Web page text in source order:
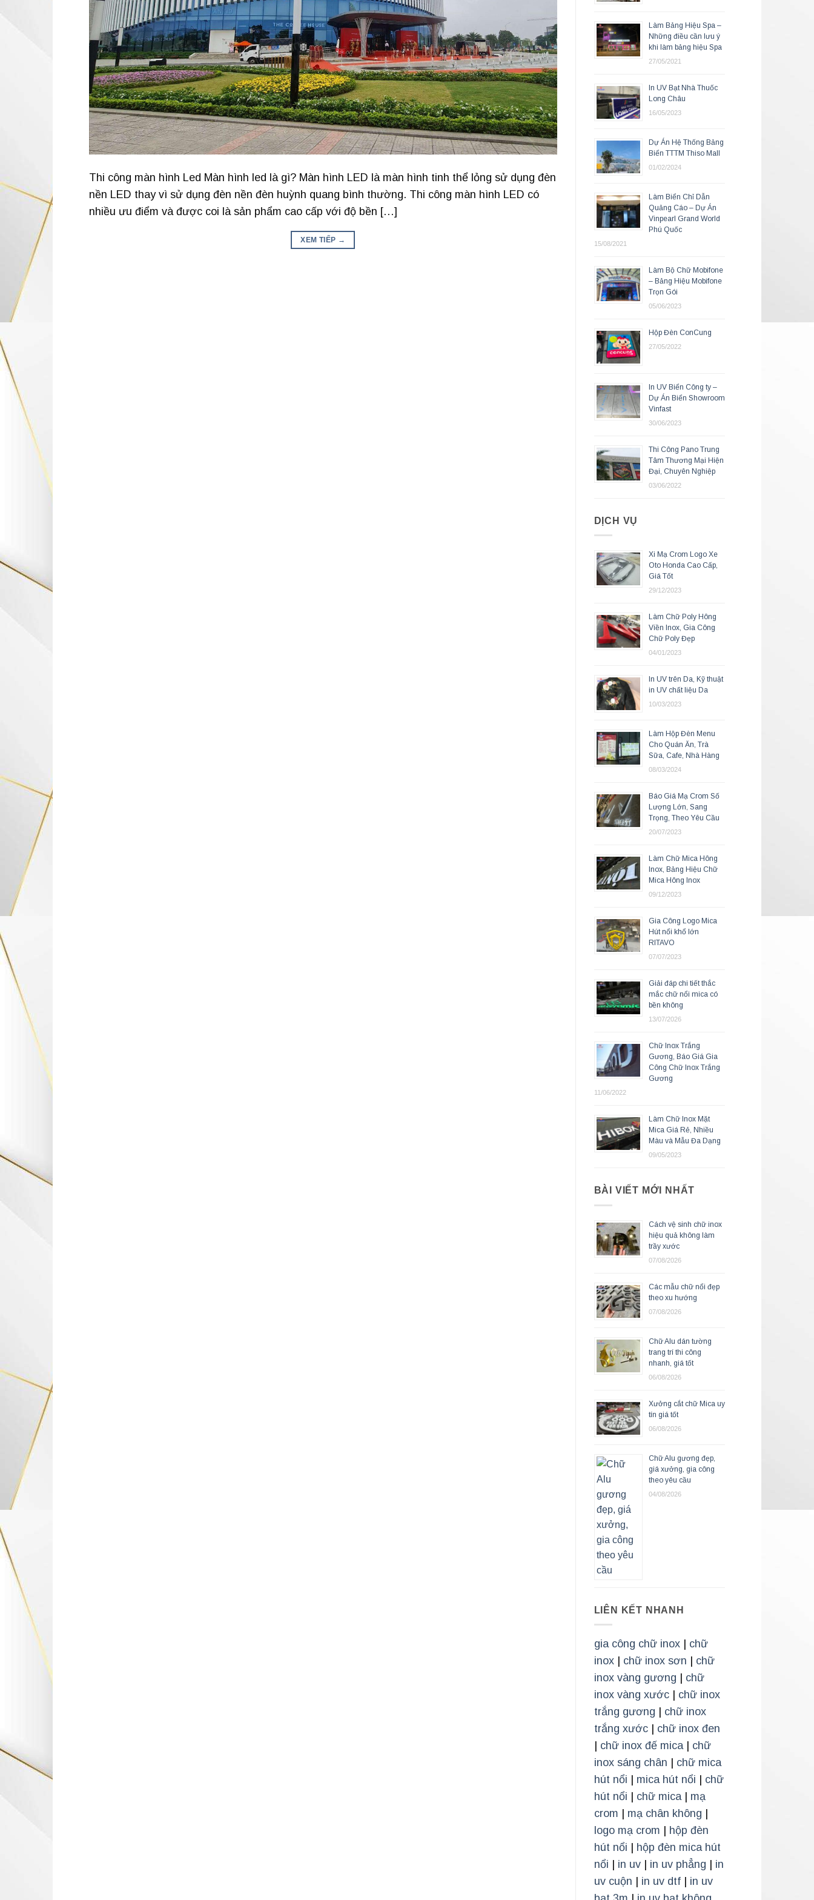
Thi công màn hình Led Màn hình led là gì? Màn hình LED là màn hình tinh thể lỏng sử dụng đèn
nền LED thay vì sử dụng đèn nền đèn huỳnh quang bình thường. Thi công màn hình LED có
nhiều ưu điểm và được coi là sản phẩm cao cấp với độ bền […]
XEM TIẾP →
Làm Bảng Hiệu Spa –
Những điều cần lưu ý
khi làm bảng hiệu Spa
27/05/2021
In UV Bạt Nhà Thuốc
Long Châu
16/05/2023
Dự Án Hệ Thống Bảng
Biển TTTM Thiso Mall
01/02/2024
Làm Biển Chỉ Dẫn
Quảng Cáo – Dự Án
Vinpearl Grand World
Phú Quốc
15/08/2021
Làm Bộ Chữ Mobifone
– Bảng Hiệu Mobifone
Trọn Gói
05/06/2023
Hộp Đèn ConCung
27/05/2022
In UV Biển Công ty –
Dự Án Biển Showroom
Vinfast
30/06/2023
Thi Công Pano Trung
Tâm Thương Mại Hiện
Đại, Chuyên Nghiệp
03/06/2022
DỊCH VỤ
Xi Mạ Crom Logo Xe
Oto Honda Cao Cấp,
Giá Tốt
29/12/2023
Làm Chữ Poly Hông
Viền Inox, Gia Công
Chữ Poly Đẹp
04/01/2023
In UV trên Da, Kỹ thuật
in UV chất liệu Da
10/03/2023
Làm Hộp Đèn Menu
Cho Quán Ăn, Trà
Sữa, Cafe, Nhà Hàng
08/03/2024
Báo Giá Mạ Crom Số
Lượng Lớn, Sang
Trọng, Theo Yêu Cầu
20/07/2023
Làm Chữ Mica Hông
Inox, Bảng Hiệu Chữ
Mica Hông Inox
09/12/2023
Gia Công Logo Mica
Hút nổi khổ lớn
RITAVO
07/07/2023
Giải đáp chi tiết thắc
mắc chữ nổi mica có
bền không
13/07/2026
Chữ Inox Trắng
Gương, Báo Giá Gia
Công Chữ Inox Trắng
Gương
11/06/2022
Làm Chữ Inox Mặt
Mica Giá Rẻ, Nhiều
Màu và Mẫu Đa Dạng
09/05/2023
BÀI VIẾT MỚI NHẤT
Cách vệ sinh chữ inox
hiệu quả không làm
trầy xước
07/08/2026
Các mẫu chữ nổi đẹp
theo xu hướng
07/08/2026
Chữ Alu dán tường
trang trí thi công
nhanh, giá tốt
06/08/2026
Xưởng cắt chữ Mica uy
tín giá tốt
06/08/2026
Chữ Alu gương đẹp,
giá xưởng, gia công
theo yêu cầu
04/08/2026
LIÊN KẾT NHANH
gia công chữ inox| chữ
inox| chữ inox sơn
chữ
inox vàng gương
chữ
inox vàng xước| chữ inox
trắng gương
chữ inox
trắng xước| chữ inox đen
chữ inox đế mica| chữ
inox sáng chân
chữ mica
hút nổi
mica hút nổi
chữ
hút nổi
chữ mica| mạ
crom
mạ chân không
logo mạ crom
hộp đèn
hút nổi
hộp đèn mica hút
nổi
in uv| in uv phẳng
in
uv cuộn
in uv dtf| in uv